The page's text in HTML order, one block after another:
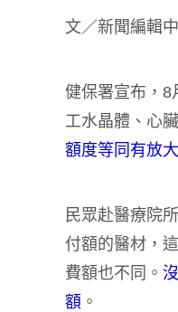
文／新聞編輯
健保署宣布，8
工水晶體、心
額度等同有放
民眾赴醫療院
付額的醫材，
費額也不同。
額 。